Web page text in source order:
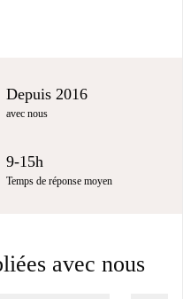
Depuis 2016
avec nous
9-15h
Temps de réponse moyen
avec nous